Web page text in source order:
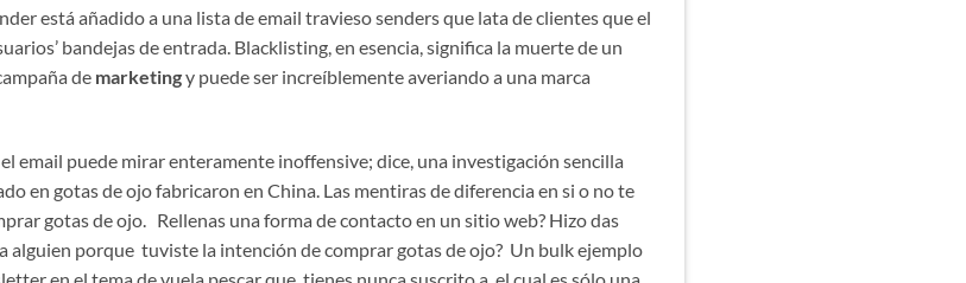
está añadido a una lista de email travieso senders que lata de clientes que el
bandejas de entrada. Blacklisting, en esencia, significa la muerte de un
de marketingy puede ser increíblemente averiando a una marca
email puede mirar enteramente inoffensive; dice, una investigación sencilla
en gotas de ojo fabricaron en China. Las mentiras de diferencia en si o no te
gotas de ojo. Rellenas una forma de contacto en un sitio web? Hizo das
alguien porque tuviste la intención de comprar gotas de ojo? Un bulk ejemplo